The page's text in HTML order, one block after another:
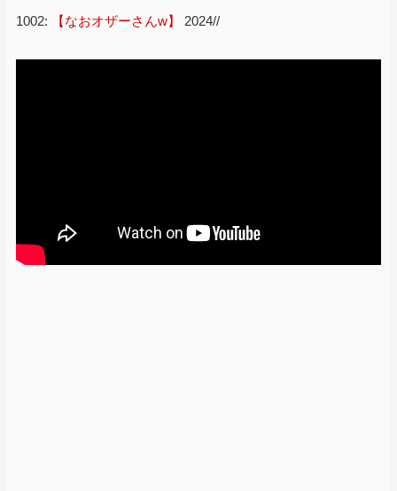
1002: 【なおオザーさんw】 2024//